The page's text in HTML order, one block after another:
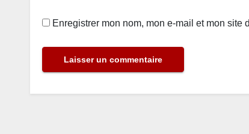
Enregistrer mon nom, mon e-mail et mon